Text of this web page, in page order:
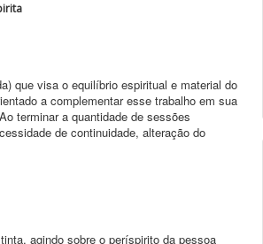
que visa o equilíbrio espiritual e material do
a complementar esse trabalho em sua
terminar a quantidade de sessões
de continuidade, alteração do
agindo sobre o períspirito da pessoa